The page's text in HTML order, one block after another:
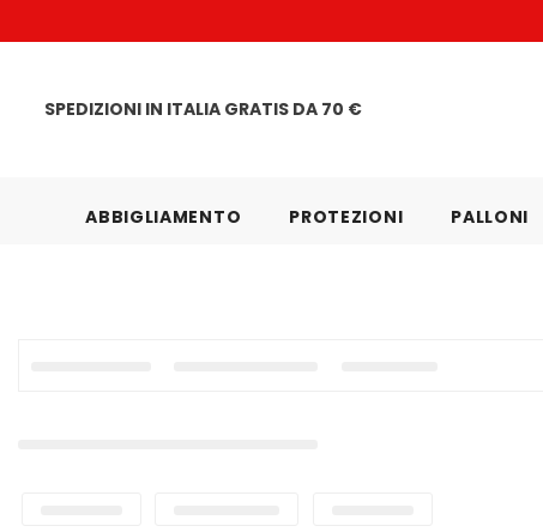
SPEDIZIONI IN ITALIA GRATIS DA 70 €
ABBIGLIAMENTO PROTEZIONI PALLONI